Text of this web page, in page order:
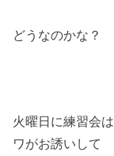
どうなのかな？
火曜日に練習会
ワがお誘いして